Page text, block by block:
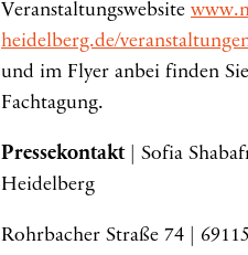
Veranstaltungswebsite
heidelberg.de/
und im Flyer anbei finden
Fachtagung.
Pressekontakt| Sofia
Heidelberg
Rohrbacher Straße 74 |